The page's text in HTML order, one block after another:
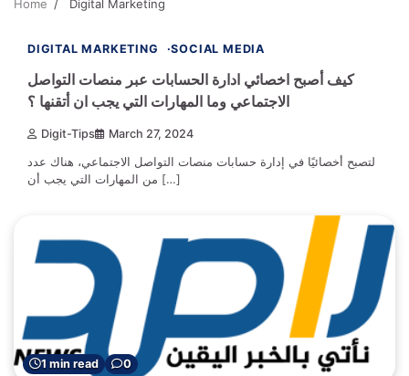
Home Digital Marketing
1 min read 0
DIGITAL MARKETING SOCIAL MEDIA
كيف أصبح اخصائي ادارة الحسابات عبر منصات التواصل
الاجتماعي وما المهارات التي يجب ان أتقنها ؟
Digit-Tips March 27, 2024
لتصبح أخصائيًا في إدارة حسابات منصات التواصل الاجتماعي، هناك عدد
من المهارات التي يجب أن […]
1 min read 0